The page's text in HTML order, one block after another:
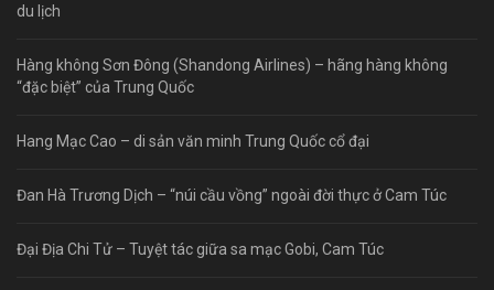
du lịch
Hàng không Sơn Đông (Shandong Airlines) – hãng hàng không
“đặc biệt” của Trung Quốc
Hang Mạc Cao – di sản văn minh Trung Quốc cổ đại
Đan Hà Trương Dịch – “núi cầu vồng” ngoài đời thực ở Cam Túc
Đại Địa Chi Tử – Tuyệt tác giữa sa mạc Gobi, Cam Túc